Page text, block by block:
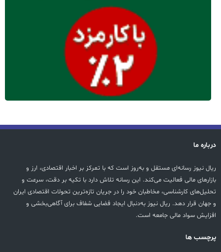
درباره ما
ریال نیوز رسانه‌ای مستقل و به‌روز است که با تمرکز بر اخبار اقتصادی، ارز و
بازارهای مالی فعالیت می‌کند. این رسانه تلاش دارد با تکیه بر دقت، سرعت و
تحلیل‌های کارشناسی، مخاطبان خود را در جریان تازه‌ترین تحولات اقتصادی ایران
و جهان قرار دهد. ریال نیوز به‌دنبال ایجاد فضایی شفاف برای آگاهی‌بخشی و
افزایش سواد مالی جامعه است.
پرچسب ها